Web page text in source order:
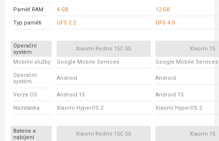
Paměť RAM 4 GB 12 GB
Typ paměti UFS 2.2 UFS 4.0
Operační
systém
Xiaomi Redmi 15C 5G Xiaomi 15
Mobilní služby Google Mobile Services Google Mobile Services
Operační
systém
Android Android
Verze OS Android 15 Android 15
Nadstavba Xiaomi HyperOS 2 Xiaomi HyperOS 2
Baterie a
nabíjení
Xiaomi Redmi 15C 5G Xiaomi 15